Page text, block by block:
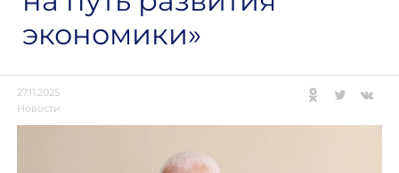
экономики»
27.11.2025
Новости